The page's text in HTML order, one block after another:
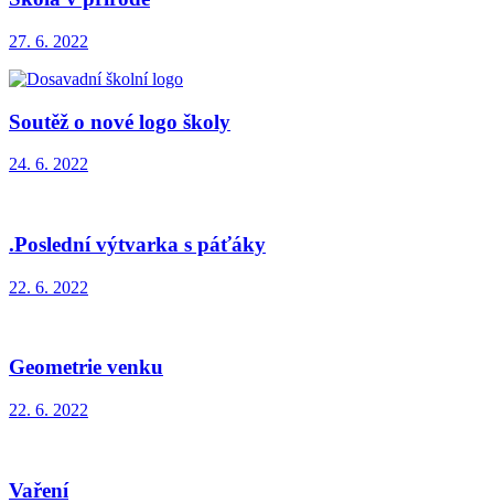
27. 6. 2022
Soutěž o nové logo školy
24. 6. 2022
.Poslední výtvarka s páťáky
22. 6. 2022
Geometrie venku
22. 6. 2022
Vaření